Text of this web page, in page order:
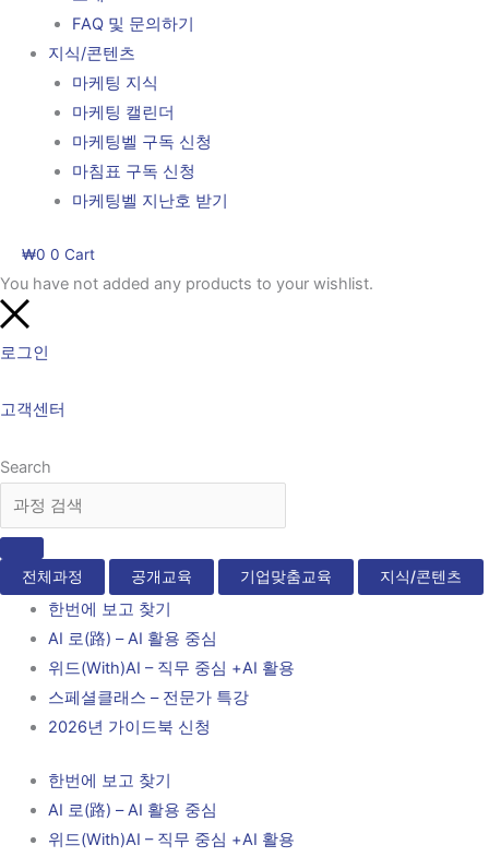
FAQ 및 문의하기
지식/콘텐츠
마케팅 지식
마케팅 캘린더
마케팅벨 구독 신청
마침표 구독 신청
마케팅벨 지난호 받기
₩0 0 Cart
You have not added any products to your wishlist.
로그인
고객센터
Search
전체과정 공개교육 기업맞춤교육 지식/콘텐츠
한번에 보고 찾기
AI 로(路) – AI 활용 중심
위드(With)AI – 직무 중심 +AI 활용
스페셜클래스 – 전문가 특강
2026년 가이드북 신청
한번에 보고 찾기
AI 로(路) – AI 활용 중심
위드(With)AI – 직무 중심 +AI 활용